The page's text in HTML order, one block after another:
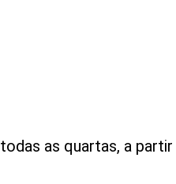
as quartas, a partir